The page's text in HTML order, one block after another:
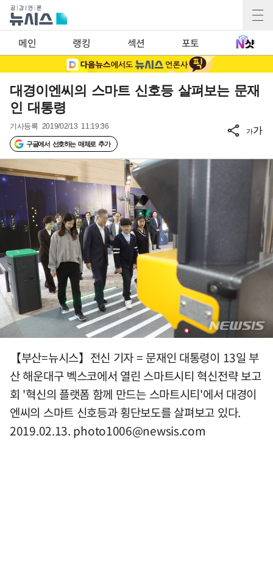
메인 랭킹 섹션 포토
대경이엔씨의 스마트 신호등 살펴보는 문재
인 대통령
기사등록 2019/02/13 11:19:36
구글에서 선호하는 매체로 추가
가가
【부산=뉴시스】전신 기자 = 문재인 대통령이 13일 부
산 해운대구 벡스코에서 열린 스마트시티 혁신전략 보고
회 '혁신의 플랫폼 함께 만드는 스마트시티'에서 대경이
엔씨의 스마트 신호등과 횡단보도를 살펴보고 있다.
2019.02.13. photo1006@newsis.com